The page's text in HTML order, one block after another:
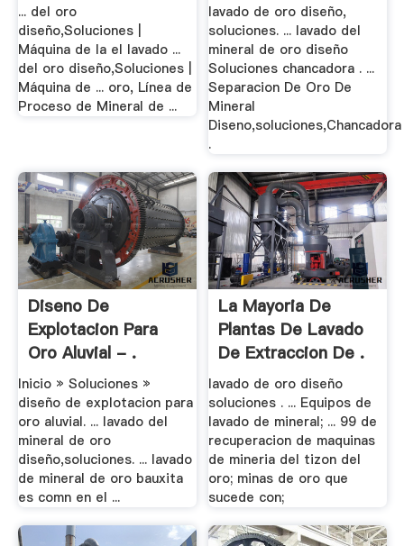
... del oro
diseño,Soluciones |
Máquina de la el lavado ...
del oro diseño,Soluciones |
Máquina de ... oro, Línea de
Proceso de Mineral de ...
lavado de oro diseño,
soluciones. ... lavado del
mineral de oro diseño
Soluciones chancadora . ...
Separacion De Oro De
Mineral
Diseno,soluciones,Chancadora
.
Diseno De
Explotacion Para
Oro Aluvial - .
Inicio » Soluciones »
diseño de explotacion para
oro aluvial. ... lavado del
mineral de oro
diseño,soluciones. ... lavado
de mineral de oro bauxita
es comn en el ...
La Mayoria De
Plantas De Lavado
De Extraccion De .
lavado de oro diseño
soluciones . ... Equipos de
lavado de mineral; ... 99 de
recuperacion de maquinas
de mineria del tizon del
oro; minas de oro que
sucede con;